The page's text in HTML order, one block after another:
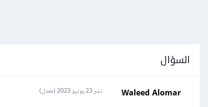
السؤال
Waleed Alomar نشر23 يونيو 2023 (معدل)